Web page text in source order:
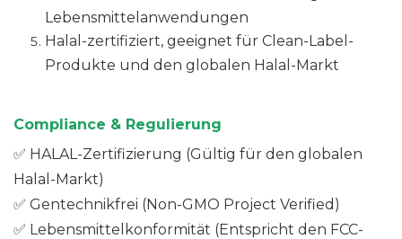
Lebensmittelanwendungen
Halal-zertifiziert, geeignet für Clean-Label-
Produkte und den globalen Halal-Markt
Compliance & Regulierung
✅ HALAL-Zertifizierung (Gültig für den globalen
Halal-Markt)
✅ Gentechnikfrei (Non-GMO Project Verified)
✅ Lebensmittelkonformität (Entspricht den FCC-